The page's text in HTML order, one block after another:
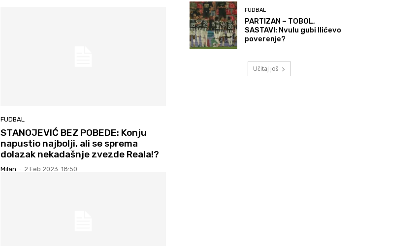
FUDBAL
STANOJEVIĆ BEZ POBEDE: Konju
napustio najbolji, ali se sprema
dolazak nekadašnje zvezde Reala!?
Milan - 2 Feb 2023. 18:50
FUDBAL
PARTIZAN – TOBOL,
SASTAVI: Nvulu gubi Ilićevo
poverenje?
Učitaj još